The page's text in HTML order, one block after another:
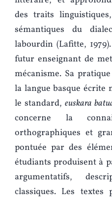
des traits
sémantiques du
labourdin (Lafitte,
futur enseignant de
mécanisme. Sa
la langue basque écrite
le standard, euskara
concerne la
orthographiques et
pontuée par des
étudiants produisent à
argumentatifs,
classiques. Les textes